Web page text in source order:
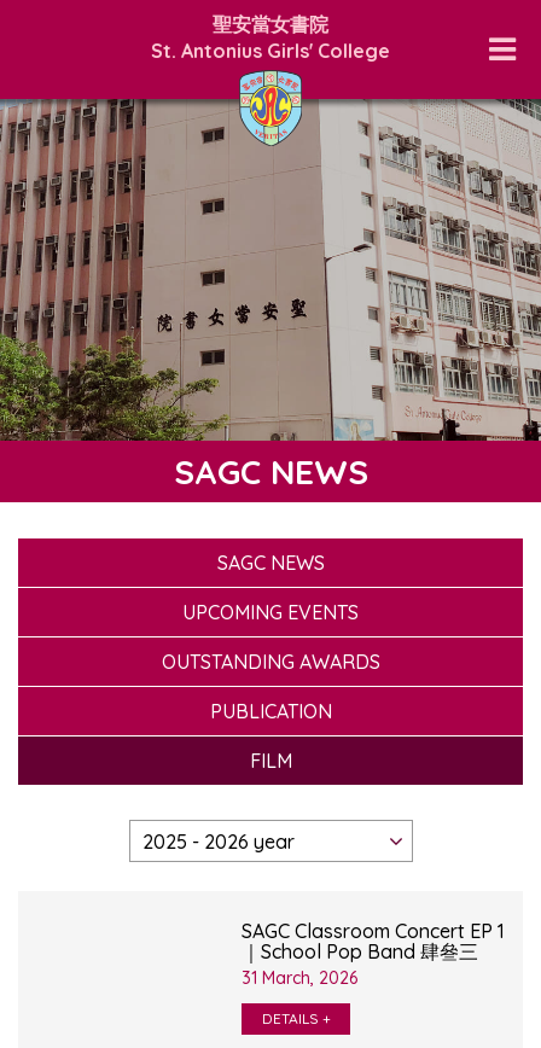
聖安當女書院
St. Antonius Girls' College
SAGC NEWS
SAGC NEWS
UPCOMING EVENTS
OUTSTANDING AWARDS
PUBLICATION
FILM
SAGC Classroom Concert EP 1
｜School Pop Band 肆叄三
31 March, 2026
DETAILS +